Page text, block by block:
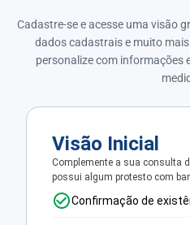
Cadastre-se e acesse uma visão
dados cadastrais e muito
personalize com informações
Visão Inicial
Complemente a sua consulta
possui algum protesto com
Confirmação de